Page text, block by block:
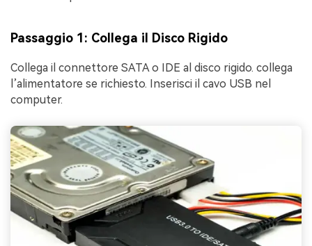
Passaggio 1: Collega il Disco Rigido
Collega il connettore SATA o IDE al disco rigido. collega
l’alimentatore se richiesto. Inserisci il cavo USB nel
computer.